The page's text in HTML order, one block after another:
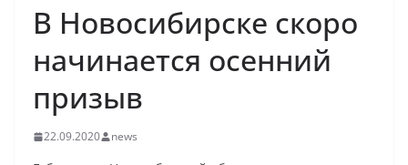
В Новосибирске скоро
начинается осенний
призыв
22.09.2020 news